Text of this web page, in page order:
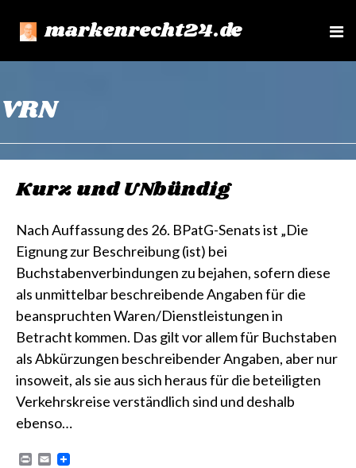
markenrecht24.de
e
VRN
Kurz und UNbündig
Nach Auffassung des 26. BPatG-Senats ist „Die
Eignung zur Beschreibung (ist) bei
Buchstabenverbindungen zu bejahen, sofern diese
als unmittelbar beschreibende Angaben für die
beanspruchten Waren/Dienstleistungen in
Betracht kommen. Das gilt vor allem für Buchstaben
als Abkürzungen beschreibender Angaben, aber nur
insoweit, als sie aus sich heraus für die beteiligten
Verkehrskreise verständlich sind und deshalb
ebenso…
E